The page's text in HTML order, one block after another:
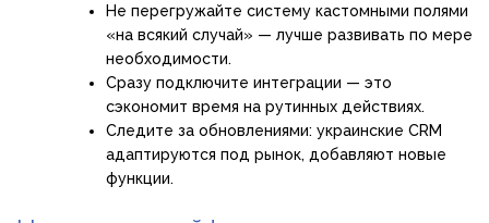
Не перегружайте систему кастомными полями
«на всякий случай» — лучше развивать по мере
необходимости.
Сразу подключите интеграции — это
сэкономит время на рутинных действиях.
Следите за обновлениями: украинские CRM
адаптируются под рынок, добавляют новые
функции.